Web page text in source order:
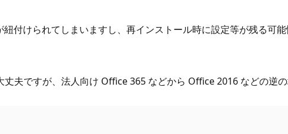
付けられてしまいますし、再インストール時に設定等が残る可能
夫ですが、法人向け Office 365 などから Office 2016 などの逆